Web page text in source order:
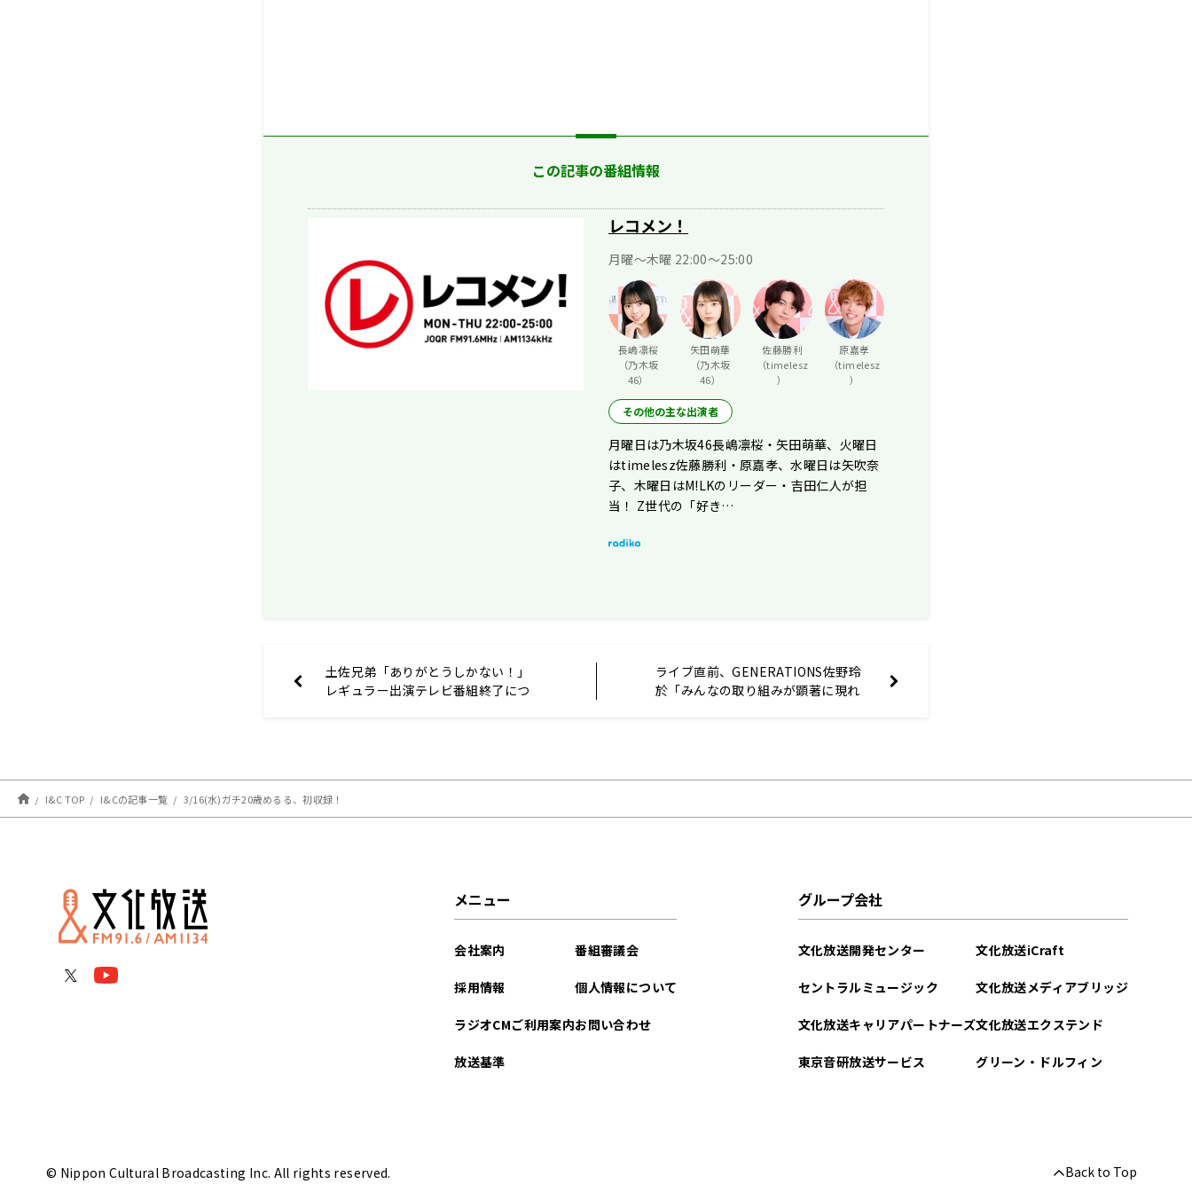
この記事の番組情報
レコメン！
月曜〜木曜 22:00〜25:00
長嶋凛桜
（乃木坂
46）
矢田萌華
（乃木坂
46）
佐藤勝利
（timelesz
）
原嘉孝
（timelesz
）
その他の主な出演者
月曜日は乃木坂46長嶋凛桜・矢田萌華、火曜日
はtimelesz佐藤勝利・原嘉孝、水曜日は矢吹奈
子、木曜日はM!LKのリーダー・吉田仁人が担
当！ Z世代の「好き…
土佐兄弟「ありがとうしかない！」
レギュラー出演テレビ番組終了につ
ライブ直前、GENERATIONS佐野玲
於「みんなの取り組みが顕著に現れ
I&C TOP I&Cの記事一覧 3/16(水)ガチ20歳めるる、初収録！
メニュー
会社案内
採用情報
ラジオCMご利用案内
放送基準
番組審議会
個人情報について
お問い合わせ
グループ会社
文化放送開発センター
セントラルミュージック
文化放送キャリアパートナーズ
東京音研放送サービス
文化放送iCraft
文化放送メディアブリッジ
文化放送エクステンド
グリーン・ドルフィン
© Nippon Cultural Broadcasting Inc. All rights reserved. Back to Top